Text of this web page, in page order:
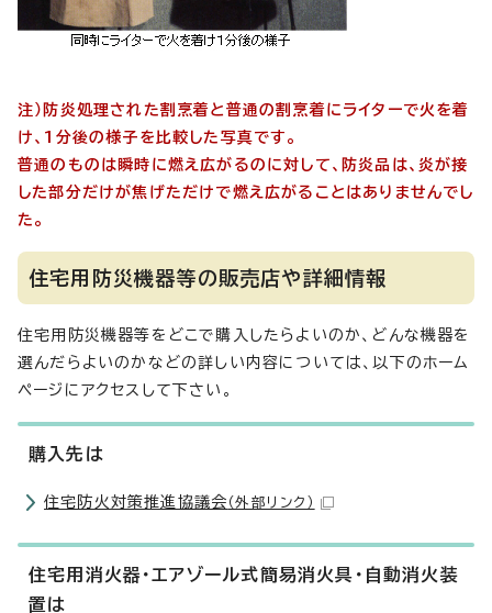
注）防炎処理された割烹着と普通の割烹着にライターで火を着
け、1分後の様子を比較した写真です。
普通のものは瞬時に燃え広がるのに対して、防炎品は、炎が接
した部分だけが焦げただけで燃え広がることはありませんでし
た。
住宅用防災機器等の販売店や詳細情報
住宅用防災機器等をどこで購入したらよいのか、どんな機器を
選んだらよいのかなどの詳しい内容については、以下のホーム
ページにアクセスして下さい。
購入先は
住宅防火対策推進協議会 （外部リンク）
住宅用消火器・エアゾール式簡易消火具・自動消火装
置は